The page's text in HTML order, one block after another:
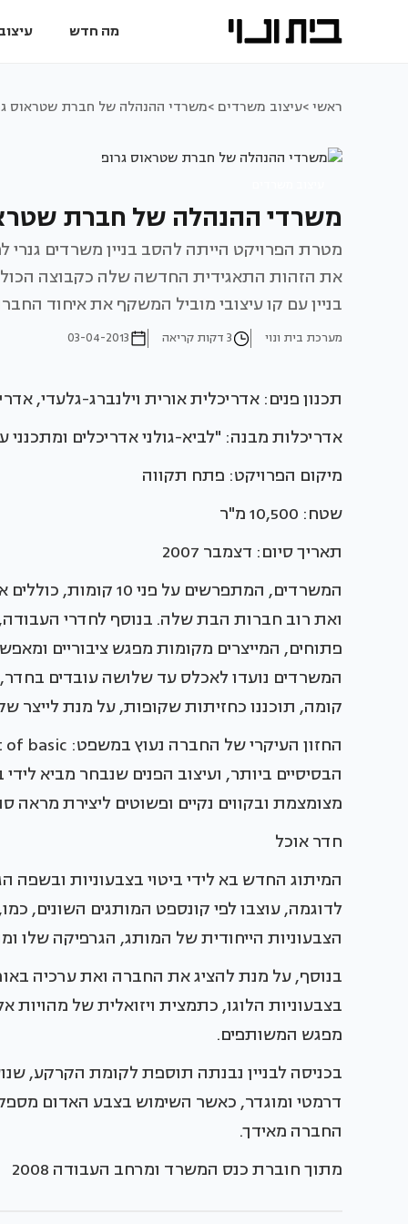
מה חדש
ראשי >עיצוב משרדים >משרדי ההנהלה של חברת שטראוס
משרדי ההנהלה של חברת
מטרת הפרויקט הייתה להסב בניין משרדים
את הזהות התאגידית החדשה שלה כקבוצה
בניין עם קו עיצובי מוביל המשקף את איחוד
מערכת בית ונוי 3 דקות קריאה 03-04-2013
תכנון פנים: אדריכלית אורית וילנברג-גלעדי,
אדריכלות מבנה: "לביא-גולני אדריכלים ומתכנני
מיקום הפרויקט: פתח תקווה
שטח: 10,500 מ"ר
תאריך סיום: דצמבר 2007
המשרדים, המתפרשים
ואת רוב חברות הבת שלה. בנוסף לחדרי העבודה,
פתוחים, המייצרים מקומות מפגש ציבוריים
המשרדים נועדו לאכלס עד שלושה עובדים
קומה, תוכננו כחזיתות שקופות, על מנת לייצר
הבסיסיים ביותר, ועיצוב הפנים שנבחר מביא
מצומצמת ובקווים נקיים ופשוטים ליצירת מראה
חדר אוכל
המיתוג החדש בא לידי ביטוי בצבעוניות
לדוגמה, עוצבו לפי קונספט המותגים השונים,
הצבעוניות הייחודית של המותג, הגרפיקה שלו
בנוסף, על מנת להציג את החברה ואת ערכיה
בצבעוניות הלוגו, כתמצית ויזואלית של
מפגש המשותפים.
בכניסה לבניין נבנתה תוספת לקומת הקרקע,
דרמטי ומוגדר, כאשר השימוש בצבע האדום
החברה מאידך.
מתוך חוברת כנס המשרד ומרחב העבודה 2008